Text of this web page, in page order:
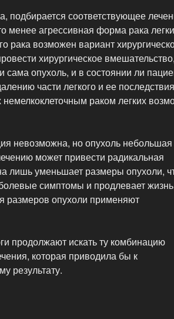
подбирается соответствующее
менее агрессивная форма рака
рака возможен вариант
хирургическое вмешательство,
сама опухоль, и в состоянии ли
части легкого и ее
немелкоклеточным раком легких
невозможна, но опухоль небольшая
может привести радикальная
лишь уменьшает размеры опухоли,
симптомы и продлевает
размеров опухоли применяют
продолжают искать ту комбинацию
которая приводила бы к
результату.